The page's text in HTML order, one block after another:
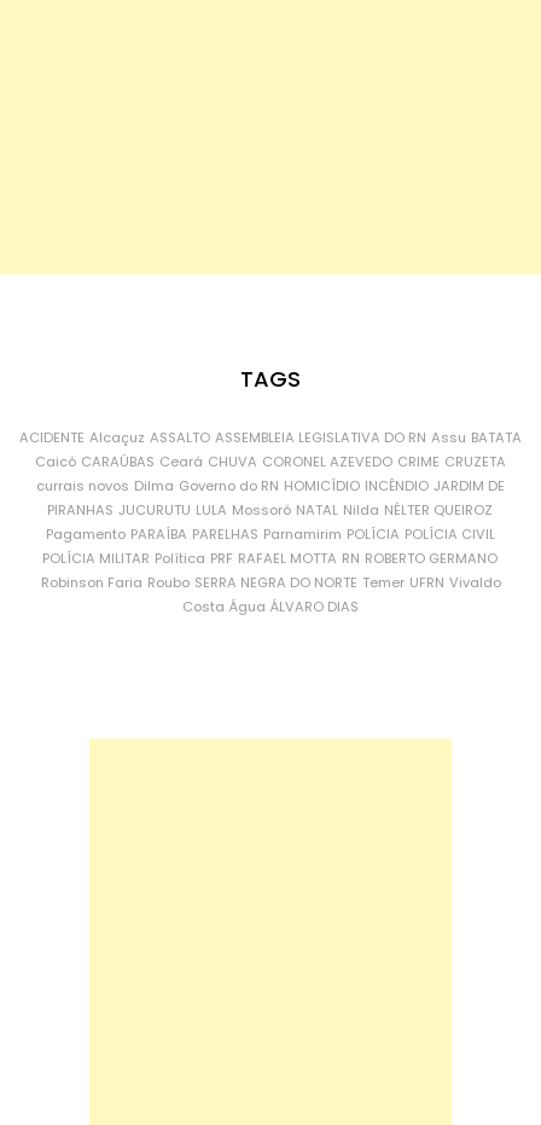
TAGS
ACIDENTE Alcaçuz ASSALTO ASSEMBLEIA LEGISLATIVA DO RN Assu BATATA
Caicó CARAÚBAS Ceará CHUVA CORONEL AZEVEDO CRIME CRUZETA
currais novos Dilma Governo do RN HOMICÍDIO INCÊNDIO JARDIM DE
PIRANHAS JUCURUTU LULA Mossoró NATAL Nilda NÉLTER QUEIROZ
Pagamento PARAÍBA PARELHAS Parnamirim POLÍCIA POLÍCIA CIVIL
POLÍCIA MILITAR Política PRF RAFAEL MOTTA RN ROBERTO GERMANO
Robinson Faria Roubo SERRA NEGRA DO NORTE Temer UFRN Vivaldo
Costa Água ÁLVARO DIAS